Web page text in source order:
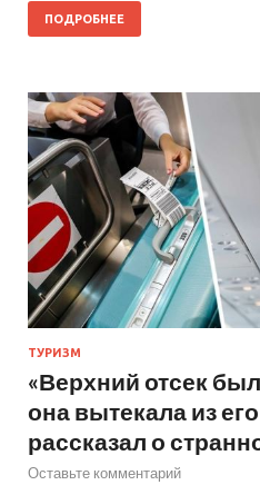
ПОДРОБНЕЕ
ТУРИЗМ
«Верхний отсек
она вытекала из
рассказал о
Оставьте комментарий